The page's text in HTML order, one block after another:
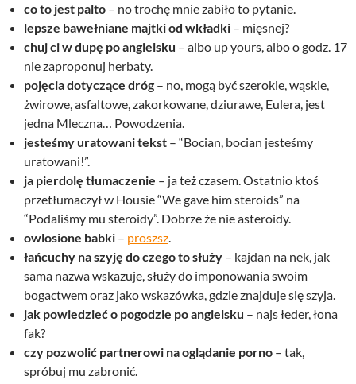
co to jest palto – no trochę mnie zabiło to pytanie.
lepsze bawełniane majtki od wkładki – mięsnej?
chuj ci w dupę po angielsku – albo up yours, albo o godz. 17
nie zaproponuj herbaty.
pojęcia dotyczące dróg – no, mogą być szerokie, wąskie,
żwirowe, asfaltowe, zakorkowane, dziurawe, Eulera, jest
jedna Mleczna… Powodzenia.
jesteśmy uratowani tekst – “Bocian, bocian jesteśmy
uratowani!”.
ja pierdolę tłumaczenie – ja też czasem. Ostatnio ktoś
przetłumaczył w Housie “We gave him steroids” na
“Podaliśmy mu steroidy”. Dobrze że nie asteroidy.
owlosione babki – proszsz.
łańcuchy na szyję do czego to służy – kajdan na nek, jak
sama nazwa wskazuje, służy do imponowania swoim
bogactwem oraz jako wskazówka, gdzie znajduje się szyja.
jak powiedzieć o pogodzie po angielsku – najs łeder, łona
fak?
czy pozwolić partnerowi na oglądanie porno – tak,
spróbuj mu zabronić.